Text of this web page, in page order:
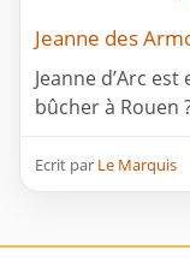
Jeanne des
Jeanne d’Arc
bûcher à Rouen
Ecrit par Le Marquis